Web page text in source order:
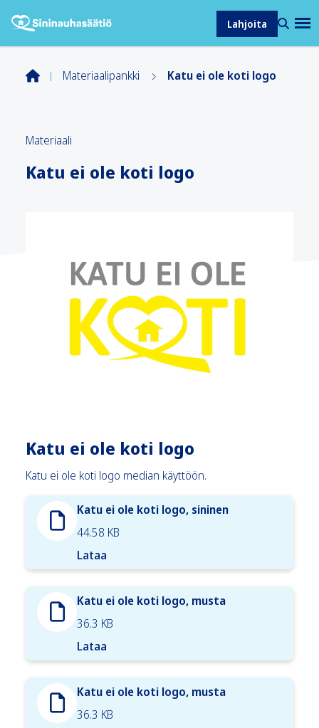
Lahjoita
Materiaalipankki Katu ei ole koti logo
Materiaali
Katu ei ole koti logo
Katu ei ole koti logo
Katu ei ole koti logo median käyttöön.
Katu ei ole koti logo, sininen
44.58 KB
Lataa
Katu ei ole koti logo, musta
36.3 KB
Lataa
Katu ei ole koti logo, musta
36.3 KB